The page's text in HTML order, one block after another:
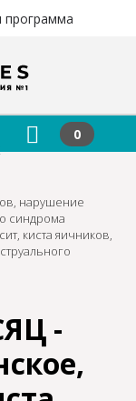
программа
0
нарушение
синдрома
киста яичников,
-